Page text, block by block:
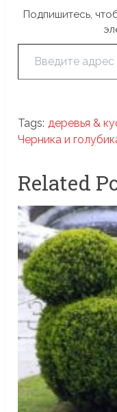
Подпишитесь,
Введите адрес электронной почты…
Tags: деревья &
Черника и
Related